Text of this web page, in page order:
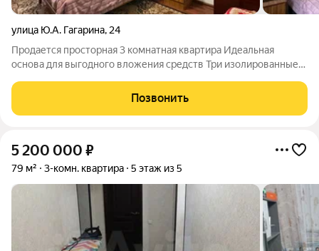
улица Ю.А. Гагарина, 24
Продается просторная 3 комнатная квартира Идеальная
основа для выгодного вложения средств Три изолированные
. Дополнительные пристройки увеличивают полезную
площадь(узаконено) Отличая основа
Позвонить
5 200 000 ₽
79 м² 3-комн. квартира 5 этаж из 5